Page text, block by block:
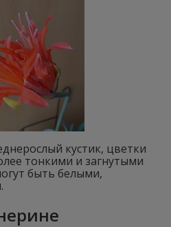
кустик, цветки
тонкими и загнутыми
быть белыми,